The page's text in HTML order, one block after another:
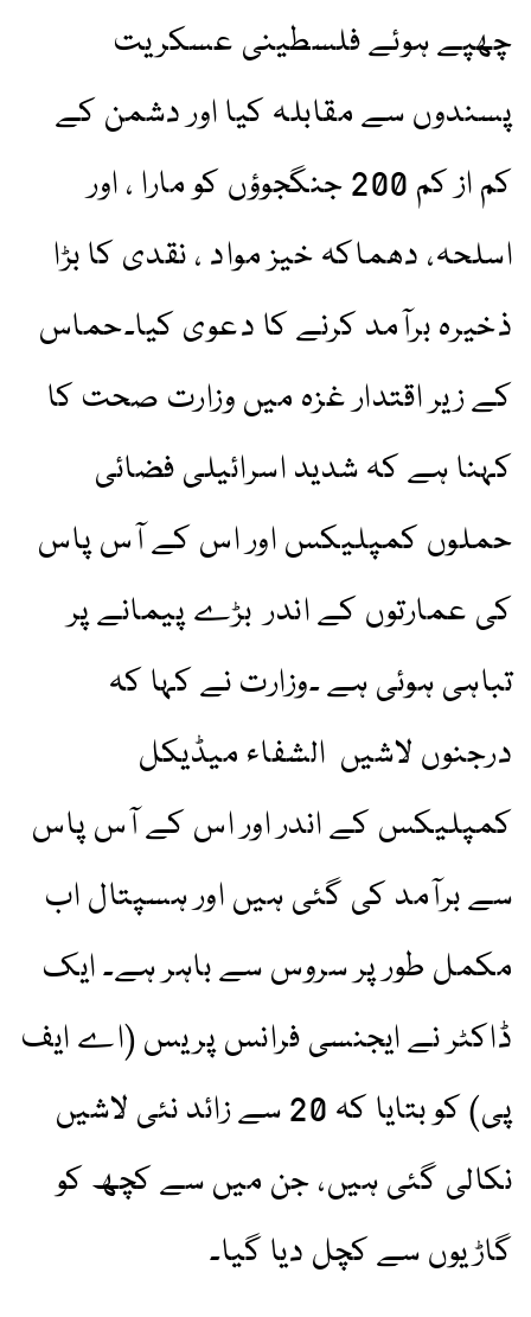
چھپے ہوئے فلسطینی عسکریت
پسندوں سے مقابلہ کیا اور دشمن کے
کم از کم 200 جنگجوؤں کو مارا ، اور
اسلحہ، دھماکہ خیز مواد ، نقدی کا بڑا
ذخیرہ برآمد کرنے کا دعوی کیا۔حماس
کے زیر اقتدار غزہ میں وزارت صحت کا
کہنا ہے کہ شدید اسرائیلی فضائی
حملوں کمپلیکس اور اس کے آس پاس
کی عمارتوں کے اندر بڑے پیمانے پر
تباہی ہوئی ہے ۔وزارت نے کہا کہ
درجنوں لاشیں الشفاء میڈیکل
کمپلیکس کے اندر اور اس کے آس پاس
سے برآمد کی گئی ہیں اور ہسپتال اب
مکمل طور پر سروس سے باہر ہے۔ ایک
ڈاکٹر نے ایجنسی فرانس پریس (اے ایف
پی) کو بتایا کہ 20 سے زائد نئی لاشیں
نکالی گئی ہیں، جن میں سے کچھ کو
گاڑیوں سے کچل دیا گیا۔